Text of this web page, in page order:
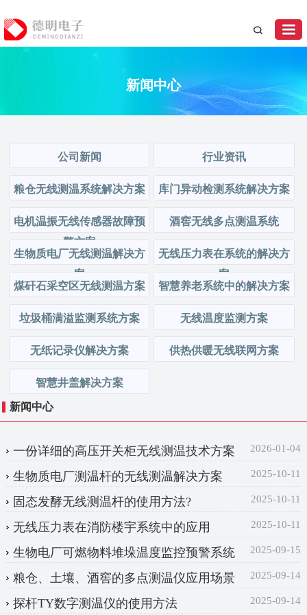
新闻中心
公司新闻 行业资讯
粮仓无线测温系统解决方案 库门异动检测系统解决方案
电机温振无线传感器故障预
警方案
酒窖无线多点测温系统
生物质电厂无线测温解决方
案
无线压力表在系统的解决方
案
煤矸石采空区无线测温方案
智慧养老系统中的解决方案
垃圾桶满溢监测系统方案 无线温度监测方案
无纸记录仪解决方案 供热供暖无线联网方案
智慧井盖解决方案
新闻中心
2026-01-04
一份详细的高压开关柜无线测温技术方案
2025-10-11
生物质电厂测温杆的无线测温解决方案
2025-10-11
固态发酵无线测温杆的使用方法?
2025-10-11
无线压力表在消防楼宇系统中的应用
2025-09-15
生物电厂可燃物料堆垛温度监控预警系统
2025-09-14
粮仓、土壤、酒窖的多点测温仪应用场景
2025-09-14
探杆TY数字测温仪的使用方法